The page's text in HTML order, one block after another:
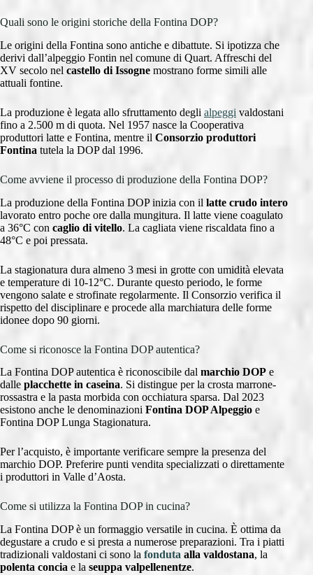
Quali sono le origini storiche della Fontina DOP?
Le origini della Fontina sono antiche e dibattute. Si ipotizza che
derivi dall’alpeggio Fontin nel comune di Quart. Affreschi del
XV secolo nel castello di Issogne mostrano forme simili alle
attuali fontine.
La produzione è legata allo sfruttamento degli alpeggi valdostani
fino a 2.500 m di quota. Nel 1957 nasce la Cooperativa
produttori latte e Fontina, mentre il Consorzio produttori
Fontina tutela la DOP dal 1996.
Come avviene il processo di produzione della Fontina DOP?
La produzione della Fontina DOP inizia con il latte crudo intero
lavorato entro poche ore dalla mungitura. Il latte viene coagulato
a 36°C con caglio di vitello. La cagliata viene riscaldata fino a
48°C e poi pressata.
La stagionatura dura almeno 3 mesi in grotte con umidità elevata
e temperature di 10-12°C. Durante questo periodo, le forme
vengono salate e strofinate regolarmente. Il Consorzio verifica il
rispetto del disciplinare e procede alla marchiatura delle forme
idonee dopo 90 giorni.
Come si riconosce la Fontina DOP autentica?
La Fontina DOP autentica è riconoscibile dal marchio DOP e
dalle placchette in caseina. Si distingue per la crosta marrone-
rossastra e la pasta morbida con occhiatura sparsa. Dal 2023
esistono anche le denominazioni Fontina DOP Alpeggio e
Fontina DOP Lunga Stagionatura.
Per l’acquisto, è importante verificare sempre la presenza del
marchio DOP. Preferire punti vendita specializzati o direttamente
i produttori in Valle d’Aosta.
Come si utilizza la Fontina DOP in cucina?
La Fontina DOP è un formaggio versatile in cucina. È ottima da
degustare a crudo e si presta a numerose preparazioni. Tra i piatti
tradizionali valdostani ci sono la fonduta alla valdostana, la
polenta concia e la seuppa valpellenentze.